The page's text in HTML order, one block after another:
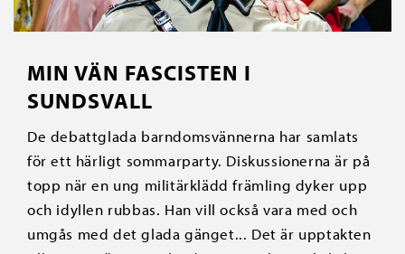
MIN VÄN FASCISTEN I
SUNDSVALL
De debattglada barndomsvännerna har samlats
för ett härligt sommarparty. Diskussionerna är på
topp när en ung militärklädd främling dyker upp
och idyllen rubbas. Han vill också vara med och
umgås med det glada gänget... Det är upptakten